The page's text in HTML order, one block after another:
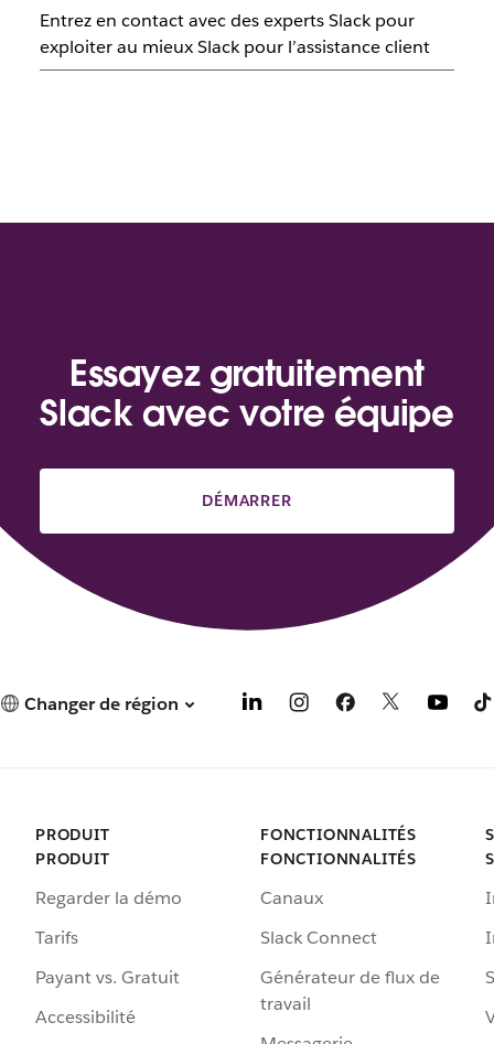
Entrez en contact avec des experts Slack pour
exploiter au mieux Slack pour l’assistance client
Essayez gratuitement
Slack avec votre équipe
DÉMARRER
Changer de région
PRODUIT
PRODUIT
Regarder la démo
Tarifs
Payant vs. Gratuit
Accessibilité
FONCTIONNALITÉS
FONCTIONNALITÉS
Canaux
Slack Connect
Générateur de flux de
travail